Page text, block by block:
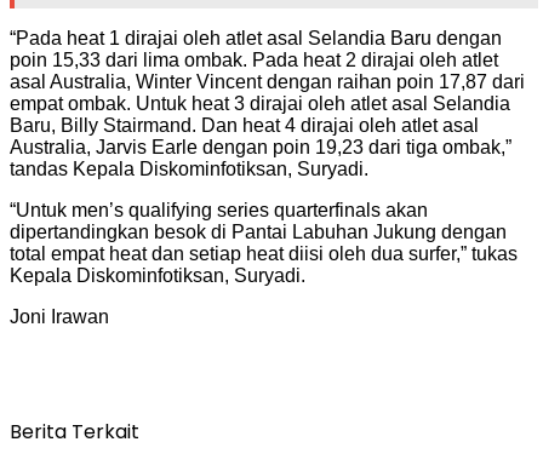
“Pada heat 1 dirajai oleh atlet asal Selandia Baru dengan
poin 15,33 dari lima ombak. Pada heat 2 dirajai oleh atlet
asal Australia, Winter Vincent dengan raihan poin 17,87 dari
empat ombak. Untuk heat 3 dirajai oleh atlet asal Selandia
Baru, Billy Stairmand. Dan heat 4 dirajai oleh atlet asal
Australia, Jarvis Earle dengan poin 19,23 dari tiga ombak,”
tandas Kepala Diskominfotiksan, Suryadi.
“Untuk men’s qualifying series quarterfinals akan
dipertandingkan besok di Pantai Labuhan Jukung dengan
total empat heat dan setiap heat diisi oleh dua surfer,” tukas
Kepala Diskominfotiksan, Suryadi.
Joni Irawan
Berita Terkait